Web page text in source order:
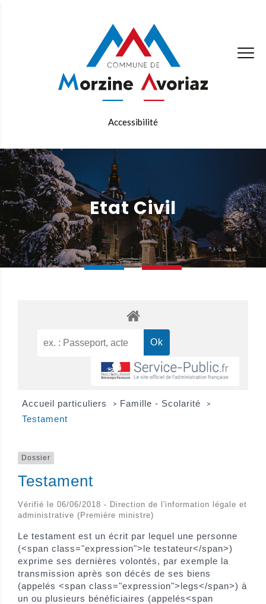
Accessibilité
Etat Civil
Accueil particuliers > Famille - Scolarité >
Testament
Dossier
Testament
Vérifié le 06/06/2018 - Direction de l'information légale et
administrative (Première ministre)
Le testament est un écrit par lequel une personne
(<span class="expression">le testateur</span>)
exprime ses dernières volontés, par exemple la
transmission après son décès de ses biens
(appelés <span class="expression">legs</span>) à
un ou plusieurs bénéficiaires (appelés<span